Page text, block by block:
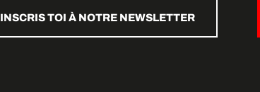
INSCRIS TOI À NOTRE NEWSLETTER